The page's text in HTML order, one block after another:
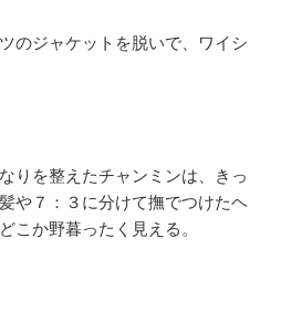
のジャケットを脱いで、ワイシ
りを整えたチャンミンは、きっ
や７：３に分けて撫でつけたヘ
こか野暮ったく見える。